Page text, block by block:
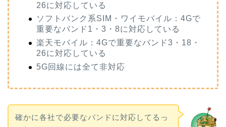
26に対応している
ソフトバンク系SIM・ワイモバイル：4Gで
重要なバンド1・3・8に対応している
楽天モバイル：4Gで重要なバンド3・18・
26に対応している
5G回線には全て非対応
確かに各社で必要なバンドに対応してるっ